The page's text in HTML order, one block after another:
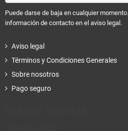
Puede darse de baja en cualquier
información de contacto en el aviso legal.
Aviso legal
Términos y Condiciones Generales
Sobre nosotros
Pago seguro